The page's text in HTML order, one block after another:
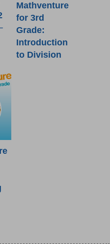
Mathventure
for 3rd
Grade:
Introduction
to Division